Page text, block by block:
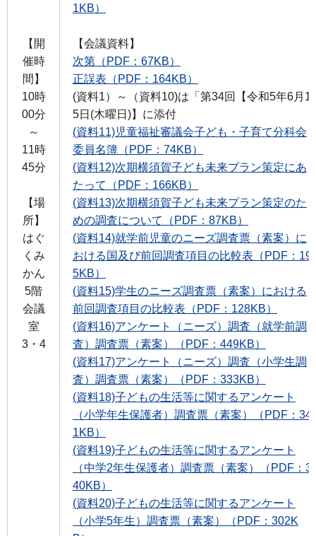
【開
催時
間】
10時
00分
～
11時
45分
【場
所】
はぐ
くみ
かん
5階
会議
室
3・4
1KB）
【会議資料】
次第（PDF：67KB）
正誤表（PDF：164KB）
(資料1）～（資料10)は「第34回【令和5年6月1
5日(木曜日)】に添付
(資料11)児童福祉審議会子ども・子育て分科会
委員名簿（PDF：74KB）
(資料12)次期横須賀子ども未来プラン策定にあ
たって（PDF：166KB）
(資料13)次期横須賀子ども未来プラン策定のた
めの調査について（PDF：87KB）
(資料14)就学前児童のニーズ調査票（素案）に
おける国及び前回調査項目の比較表（PDF：19
5KB）
(資料15)学生のニーズ調査票（素案）における
前回調査項目の比較表（PDF：128KB）
(資料16)アンケート（ニーズ）調査（就学前調
査）調査票（素案）（PDF：449KB）
(資料17)アンケート（ニーズ）調査（小学生調
査）調査票（素案）（PDF：333KB）
(資料18)子どもの生活等に関するアンケート
（小学年生保護者）調査票（素案）（PDF：34
1KB）
(資料19)子どもの生活等に関するアンケート
（中学2年生保護者）調査票（素案）（PDF：3
40KB）
(資料20)子どもの生活等に関するアンケート
（小学5年生）調査票（素案）（PDF：302K